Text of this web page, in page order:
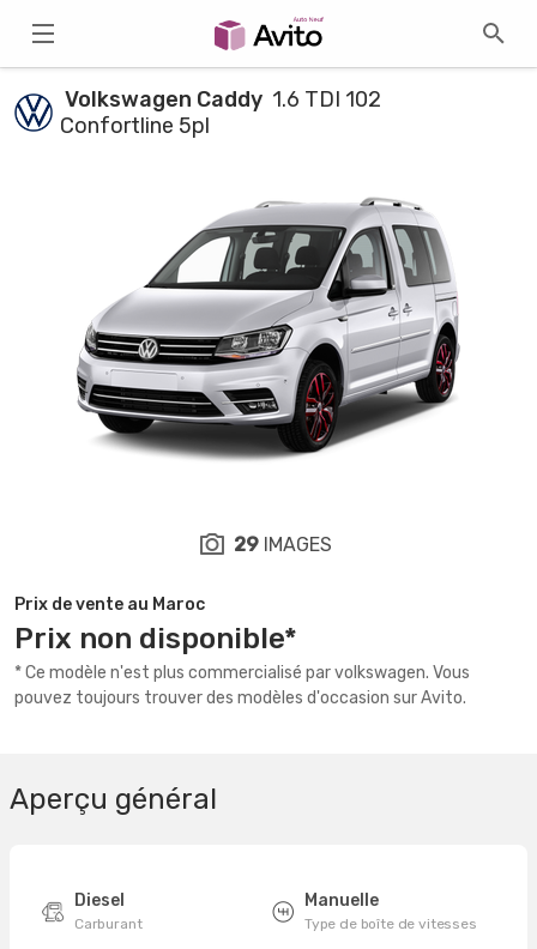
Volkswagen Caddy 1.6 TDI 102
Confortline 5pl
Prix de vente au Maroc
Prix non disponible*
* Ce modèle n'est plus commercialisé par volkswagen. Vous
pouvez toujours trouver des modèles d'occasion sur Avito.
29 IMAGES
Aperçu général
Diesel
Carburant
Manuelle
Type de boîte de vitesses